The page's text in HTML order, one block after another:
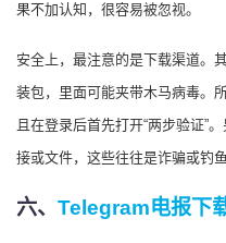
果不加认知，很容易被忽视。
安全上，最注意的是下载渠道。
装包，里面可能夹带木马病毒。
且在登录后首先打开“两步验证”
接或文件，这些往往是诈骗或钓鱼
六、 Telegram电报下